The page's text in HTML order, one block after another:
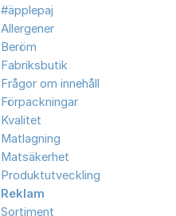
#äpplepaj
Allergener
Beröm
Fabriksbutik
Frågor om innehåll
Förpackningar
Kvalitet
Matlagning
Matsäkerhet
Produktutveckling
Reklam
Sortiment